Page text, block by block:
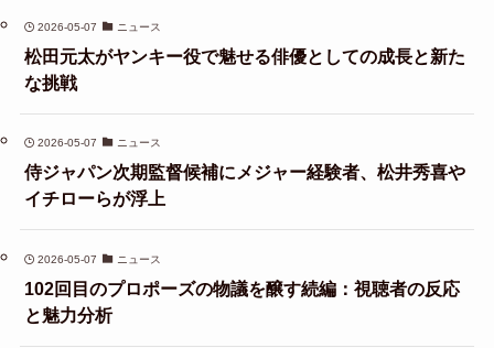
2026-05-07 ニュース
松田元太がヤンキー役で魅せる俳優としての成長と新た
な挑戦
2026-05-07 ニュース
侍ジャパン次期監督候補にメジャー経験者、松井秀喜や
イチローらが浮上
2026-05-07 ニュース
102回目のプロポーズの物議を醸す続編：視聴者の反応
と魅力分析